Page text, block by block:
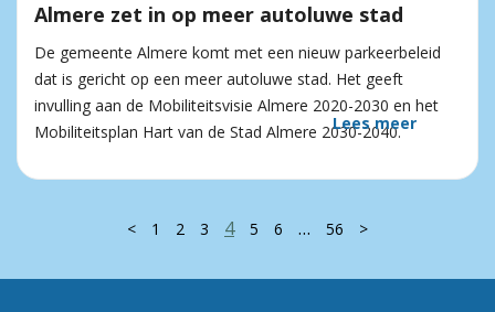
Almere zet in op meer autoluwe stad
De gemeente Almere komt met een nieuw parkeerbeleid
dat is gericht op een meer autoluwe stad. Het geeft
invulling aan de Mobiliteitsvisie Almere 2020-2030 en het
Mobiliteitsplan Hart van de Stad Almere 2030-2040.
Lees meer
< 1 2 3 4 5 6 … 56 >